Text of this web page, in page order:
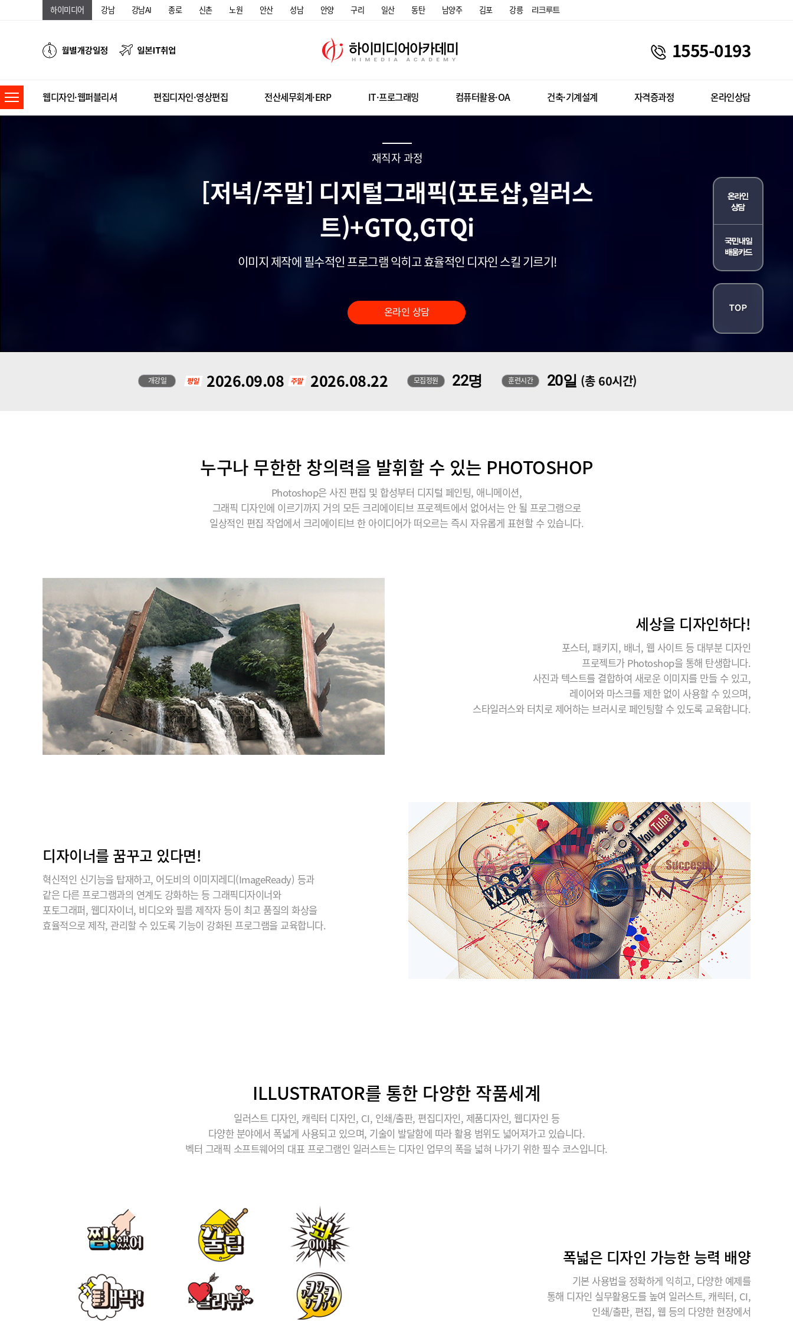
하이미디어 강남 강남AI 종로 신촌 노원 안산 성남 안양 구리 일산 동탄 남양주 김포 강릉
1555-0193
웹디자인·웹퍼블리셔 편집디자인·영상편집 전산세무회계·ERP IT·프로그래밍 컴퓨터활용·OA 건축·기계설계 자격증과정 온라인상담
재직자 과정
[저녁/주말] 디지털그래픽(포토샵,일러스
트)+GTQ,GTQi
이미지 제작에 필수적인 프로그램 익히고 효율적인 디자인 스킬 기르기!
온라인 상담
개강일 2026.09.08 2026.08.22 모집정원 22명 훈련시간 20일 (총 60시간)
누구나 무한한 창의력을 발휘할 수 있는 PHOTOSHOP
Photoshop은 사진 편집 및 합성부터 디지털 페인팅, 애니메이션,
그래픽 디자인에 이르기까지 거의 모든 크리에이티브 프로젝트에서 없어서는 안 될 프로그램으로
일상적인 편집 작업에서 크리에이티브 한 아이디어가 떠오르는 즉시 자유롭게 표현할 수 있습니다.
세상을 디자인하다!
포스터, 패키지, 배너, 웹 사이트 등 대부분 디자인
프로젝트가 Photoshop을 통해 탄생합니다.
사진과 텍스트를 결합하여 새로운 이미지를 만들 수 있고,
레이어와 마스크를 제한 없이 사용할 수 있으며,
스타일러스와 터치로 제어하는 브러시로 페인팅할 수 있도록 교육합니다.
디자이너를 꿈꾸고 있다면!
혁신적인 신기능을 탑재하고, 어도비의 이미지레디(ImageReady) 등과
같은 다른 프로그램과의 연계도 강화하는 등 그래픽디자이너와
포토그래퍼, 웹디자이너, 비디오와 필름 제작자 등이 최고 품질의 화상을
효율적으로 제작, 관리할 수 있도록 기능이 강화된 프로그램을 교육합니다.
ILLUSTRATOR를 통한 다양한 작품세계
일러스트 디자인, 캐릭터 디자인, CI, 인쇄/출판, 편집디자인, 제품디자인, 웹디자인 등
다양한 분야에서 폭넓게 사용되고 있으며, 기술이 발달함에 따라 활용 범위도 넓어져가고 있습니다.
벡터 그래픽 소프트웨어의 대표 프로그램인 일러스트는 디자인 업무의 폭을 넓혀 나가기 위한 필수 코스입니다.
폭넓은 디자인 가능한 능력 배양
기본 사용법을 정확하게 익히고, 다양한 예제를
통해 디자인 실무활용도를 높여 일러스트, 캐릭터, CI,
인쇄/출판, 편집, 웹 등의 다양한 현장에서